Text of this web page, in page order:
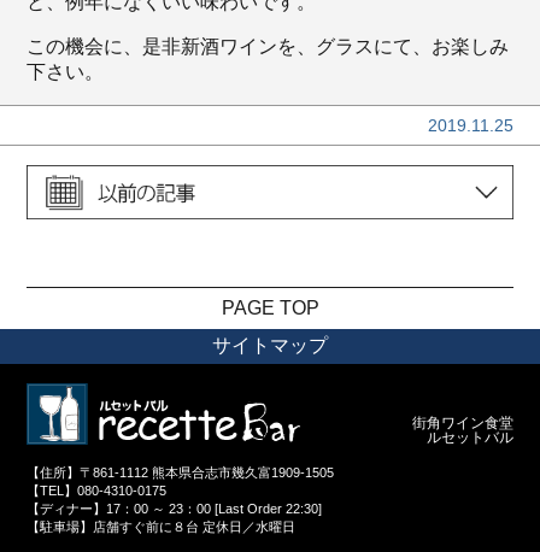
この機会に、是非新酒ワインを、グラスにて、お楽しみ
下さい。
2019.11.25
PAGE TOP
サイトマップ
街角ワイン食堂
ルセットバル
【住所】〒861-1112 熊本県合志市幾久富1909-1505
【TEL】080-4310-0175
【ディナー】17：00 ～ 23：00 [Last Order 22:30]
【駐車場】店舗すぐ前に８台 定休日／水曜日